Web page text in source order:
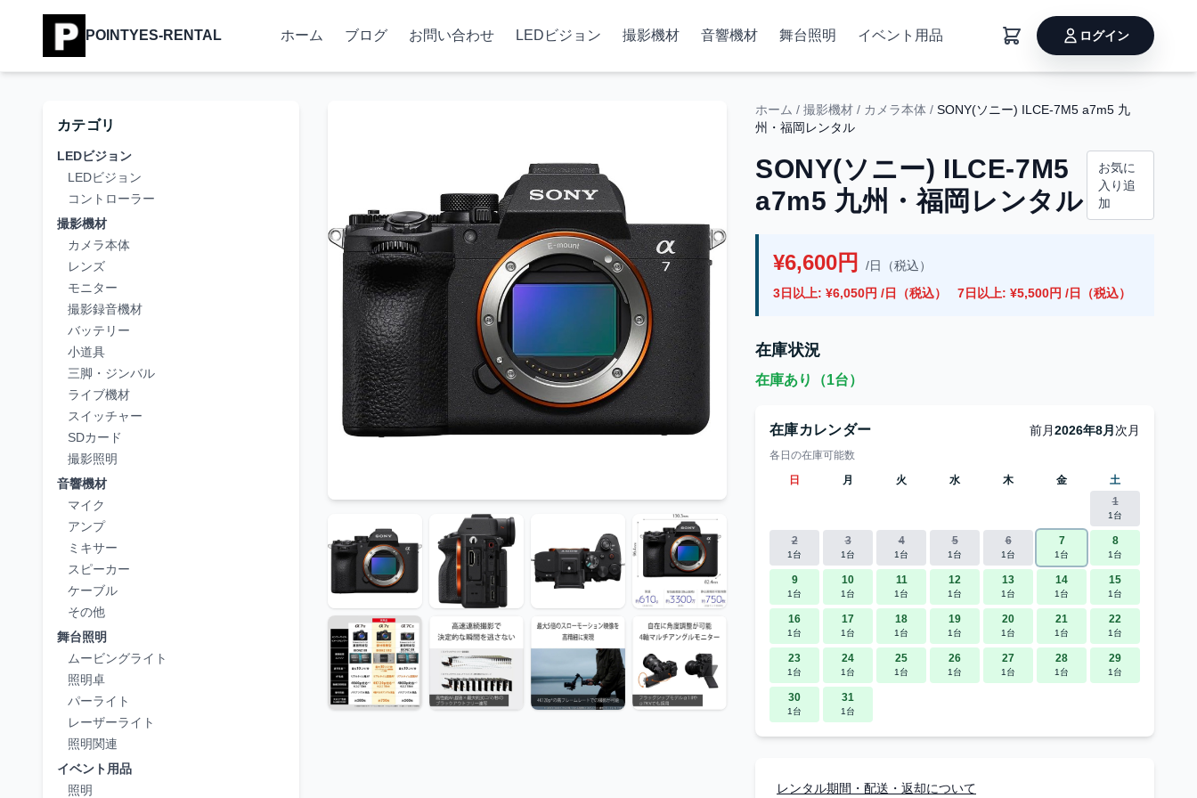
POINTYES-RENTAL ホーム ブログ お問い合わせ LEDビジョン 撮影機材 音響機材 舞台照明 イベント用品 ログイン
カテゴリ
LEDビジョン
LEDビジョン
コントローラー
撮影機材
カメラ本体
レンズ
モニター
撮影録音機材
バッテリー
小道具
三脚・ジンバル
ライブ機材
スイッチャー
SDカード
撮影照明
音響機材
マイク
アンプ
ミキサー
スピーカー
ケーブル
その他
舞台照明
ムービングライト
照明卓
パーライト
レーザーライト
照明関連
イベント用品
照明
ホーム / 撮影機材 / カメラ本体 / SONY(ソニー) ILCE-7M5 a7m5 九
州・福岡レンタル
SONY(ソニー) ILCE-7M5
a7m5 九州・福岡レンタル
お気に
入り追
加
¥6,600円
/日（税込）
3日以上: ¥6,050円 /日（税込）
7日以上: ¥5,500円 /日（税込）
在庫状況
在庫あり（1台）
在庫カレンダー 前月2026年8月 次月
各日の在庫可能数
日
月 火 水 木 金
土
1
1台
2
1台
3
1台
4
1台
5
1台
6
1台
7
1台
8
1台
9
1台
10
1台
11
1台
12
1台
13
1台
14
1台
15
1台
16
1台
17
1台
18
1台
19
1台
20
1台
21
1台
22
1台
23
1台
24
1台
25
1台
26
1台
27
1台
28
1台
29
1台
30
1台
31
1台
レンタル期間・配送・返却について